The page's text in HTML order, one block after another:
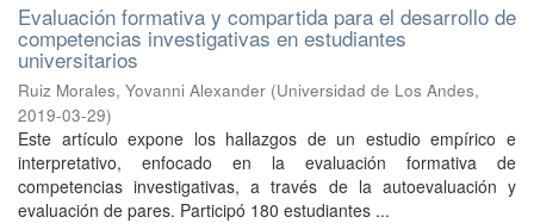
Evaluación formativa y compartida para el desarrollo de
competencias investigativas en estudiantes
universitarios
Ruiz Morales, Yovanni Alexander (Universidad de Los Andes,
2019-03-29)
Este artículo expone los hallazgos de un estudio empírico e
interpretativo, enfocado en la evaluación formativa de
competencias investigativas, a través de la autoevaluación y
evaluación de pares. Participó 180 estudiantes ...